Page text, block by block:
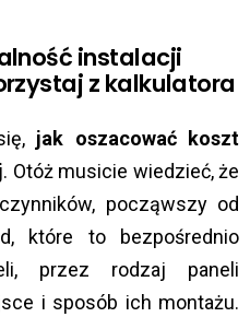
instalacji
z kalkulatora
jak oszacować koszt
. Otóż musicie wiedzieć, że
począwszy od
które to bezpośrednio
przez rodzaj paneli
i sposób ich montażu.